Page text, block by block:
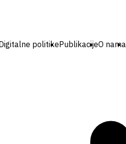
politikePublikacijeO nama